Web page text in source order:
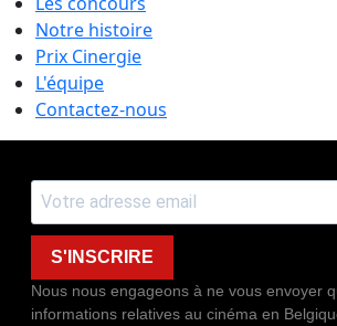
Notre histoire
Prix Cinergie
L'équipe
Contactez-nous
S'INSCRIRE
Nous nous engageons à ne vous envoyer
informations relatives au cinéma en